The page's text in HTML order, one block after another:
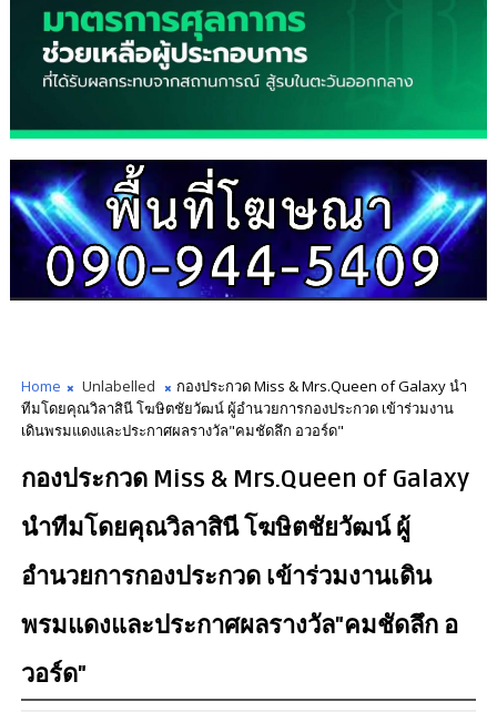
Home Unlabelled
กองประกวด Miss & Mrs.Queen of Galaxy นำ
ทีมโดยคุณวิลาสินี โฆษิตชัยวัฒน์ ผู้อำนวยการกองประกวด เข้าร่วมงาน
เดินพรมแดงและประกาศผลรางวัล"คมชัดลึก อวอร์ด"
กองประกวด Miss & Mrs.Queen of Galaxy
นำทีมโดยคุณวิลาสินี โฆษิตชัยวัฒน์ ผู้
อำนวยการกองประกวด เข้าร่วมงานเดิน
พรมแดงและประกาศผลรางวัล"คมชัดลึก อ
วอร์ด"